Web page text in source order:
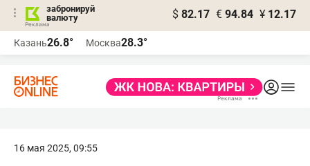
забронируй
валюту
$ 82.17 € 94.84 ¥ 12.17
Казань26.8° Москва28.3°
16 мая 2025, 09:55